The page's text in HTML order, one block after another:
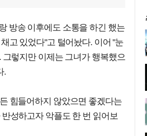
방송 이후에도 소통을 하긴 했는
고 있었다"고 털어놨다. 이어 "눈
렇지만 이제는 그녀가 행복했으
.
힘들어하지 않았으면 좋겠다는
성하고자 악플도 한 번 읽어보